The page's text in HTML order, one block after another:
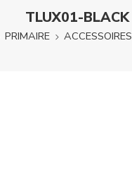
TLUX01-BLACK
PRIMAIRE ACCESSOIRES